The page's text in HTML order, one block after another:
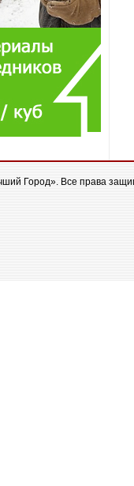
Город». Все права